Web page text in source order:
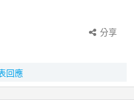
分享
回應